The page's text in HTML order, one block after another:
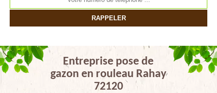
Entreprise pose de
gazon en rouleau Rahay
72120